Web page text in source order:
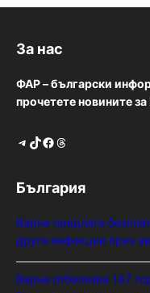
За нас
ФАР – български
прочетете новините
Telegram TikTok Facebook Threads
България
Варна предлага
други инфекции през
Варна отбелязва 147